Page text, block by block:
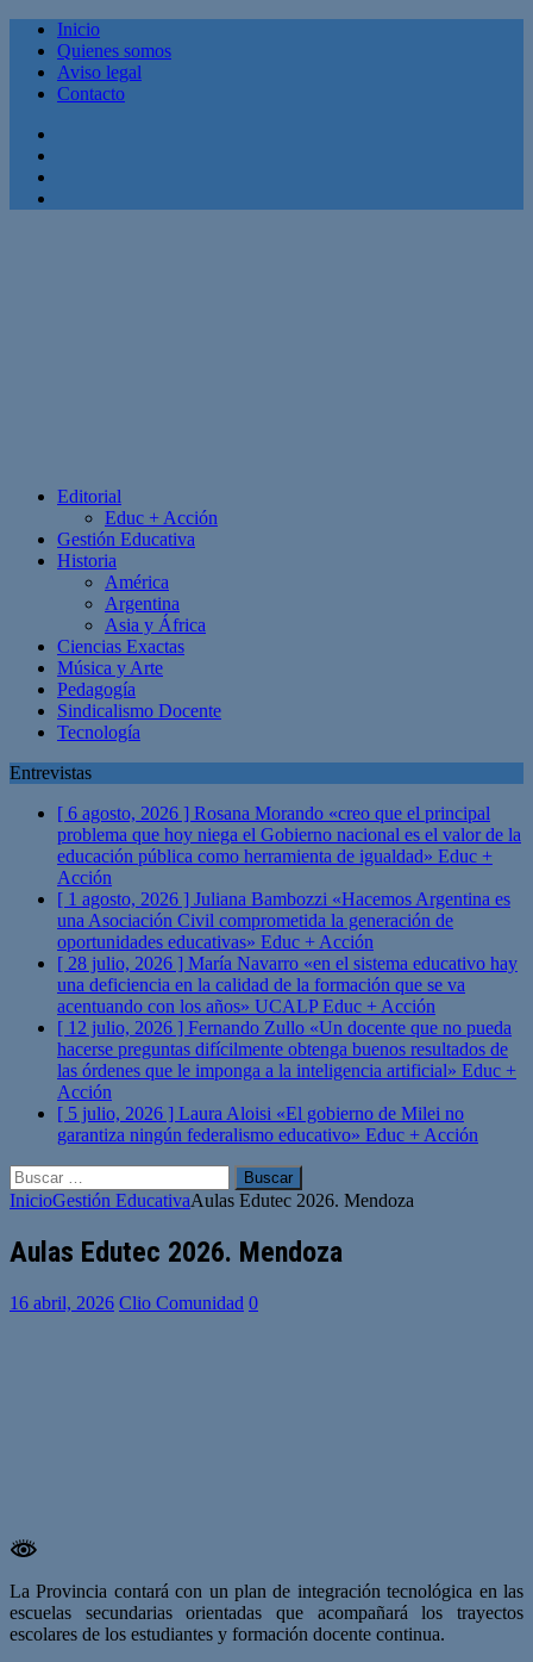
Inicio
Quienes somos
Aviso legal
Contacto
Editorial
Educ + Acción
Gestión Educativa
Historia
América
Argentina
Asia y África
Ciencias Exactas
Música y Arte
Pedagogía
Sindicalismo Docente
Tecnología
Entrevistas
[ 6 agosto, 2026 ] Rosana Morando «creo que el principal
problema que hoy niega el Gobierno nacional es el valor de la
educación pública como herramienta de igualdad» Educ +
Acción
[ 1 agosto, 2026 ] Juliana Bambozzi «Hacemos Argentina es
una Asociación Civil comprometida la generación de
oportunidades educativas» Educ + Acción
[ 28 julio, 2026 ] María Navarro «en el sistema educativo hay
una deficiencia en la calidad de la formación que se va
acentuando con los años» UCALPEduc + Acción
[ 12 julio, 2026 ] Fernando Zullo «Un docente que no pueda
hacerse preguntas difícilmente obtenga buenos resultados de
las órdenes que le imponga a la inteligencia artificial» Educ +
Acción
[ 5 julio, 2026 ] Laura Aloisi «El gobierno de Milei no
garantiza ningún federalismo educativo» Educ + Acción
Buscar:
InicioGestión EducativaAulas Edutec 2026. Mendoza
Aulas Edutec 2026. Mendoza
16 abril, 2026 Clio Comunidad 0
La Provincia contará con un plan de integración tecnológica en las
escuelas secundarias orientadas que acompañará los trayectos
escolares de los estudiantes y formación docente continua.